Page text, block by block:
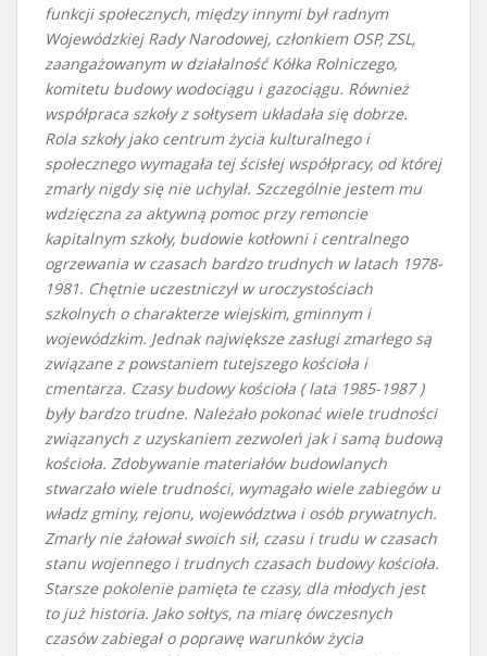
funkcji społecznych, między innymi był radnym
Wojewódzkiej Rady Narodowej, członkiem OSP, ZSL,
zaangażowanym w działalność Kółka Rolniczego,
komitetu budowy wodociągu i gazociągu. Również
współpraca szkoły z sołtysem układała się dobrze.
Rola szkoły jako centrum życia kulturalnego i
społecznego wymagała tej ścisłej współpracy, od której
zmarły nigdy się nie uchylał. Szczególnie jestem mu
wdzięczna za aktywną pomoc przy remoncie
kapitalnym szkoły, budowie kotłowni i centralnego
ogrzewania w czasach bardzo trudnych w latach 1978-
1981. Chętnie uczestniczył w uroczystościach
szkolnych o charakterze wiejskim, gminnym i
wojewódzkim. Jednak największe zasługi zmarłego są
związane z powstaniem tutejszego kościoła i
cmentarza. Czasy budowy kościoła ( lata 1985-1987 )
były bardzo trudne. Należało pokonać wiele trudności
związanych z uzyskaniem zezwoleń jak i samą budową
kościoła. Zdobywanie materiałów budowlanych
stwarzało wiele trudności, wymagało wiele zabiegów u
władz gminy, rejonu, województwa i osób prywatnych.
Zmarły nie żałował swoich sił, czasu i trudu w czasach
stanu wojennego i trudnych czasach budowy kościoła.
Starsze pokolenie pamięta te czasy, dla młodych jest
to już historia. Jako sołtys, na miarę ówczesnych
czasów zabiegał o poprawę warunków życia